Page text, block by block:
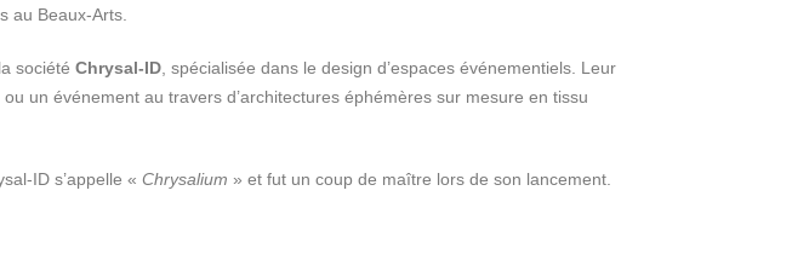
au Beaux-Arts.
sociétéChrysal-ID , spécialisée dans le design d’espaces événementiels. Leur
un événement au travers d’architectures éphémères sur mesure en tissu
ID s’appelle «Chrysalium » et fut un coup de maître lors de son lancement.